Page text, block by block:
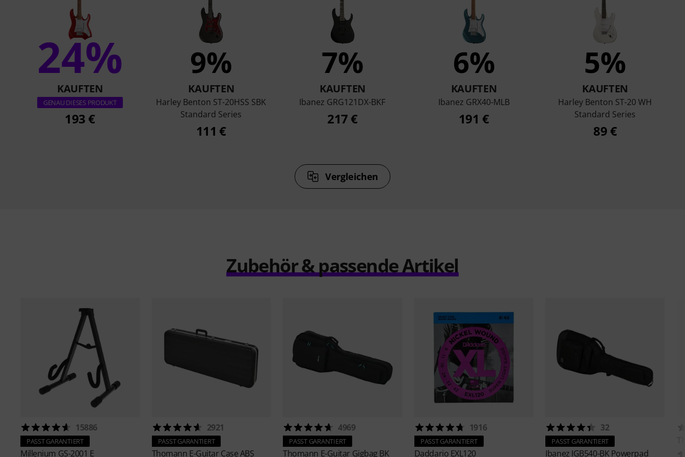
24%
KAUFTEN
GENAU DIESES PRODUKT
193 €
9%
KAUFTEN
Harley Benton ST-20HSS SBK
Standard Series
111 €
7%
KAUFTEN
Ibanez GRG121DX-BKF
217 €
6%
KAUFTEN
Ibanez GRX40-MLB
191 €
5%
KAUFTEN
Harley Benton ST-20 WH
Standard Series
89 €
Vergleichen
Zubehör & passende Artikel
15886
PASST GARANTIERT
Millenium GS-2001 E
2921
PASST GARANTIERT
Thomann E-Guitar Case ABS
4969
PASST GARANTIERT
Thomann E-Guitar Gigbag BK
1916
PASST GARANTIERT
Daddario EXL120
32
PASST GARANTIERT
Ibanez IGB540-BK Powerpad